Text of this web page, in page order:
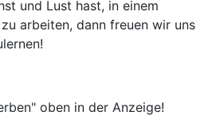
und Lust hast, in einem
arbeiten, dann freuen wir uns
oben in der Anzeige!